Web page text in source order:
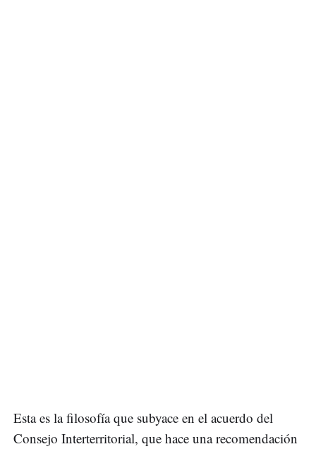
Esta es la filosofía que subyace en el acuerdo del
Consejo Interterritorial, que hace una recomendación